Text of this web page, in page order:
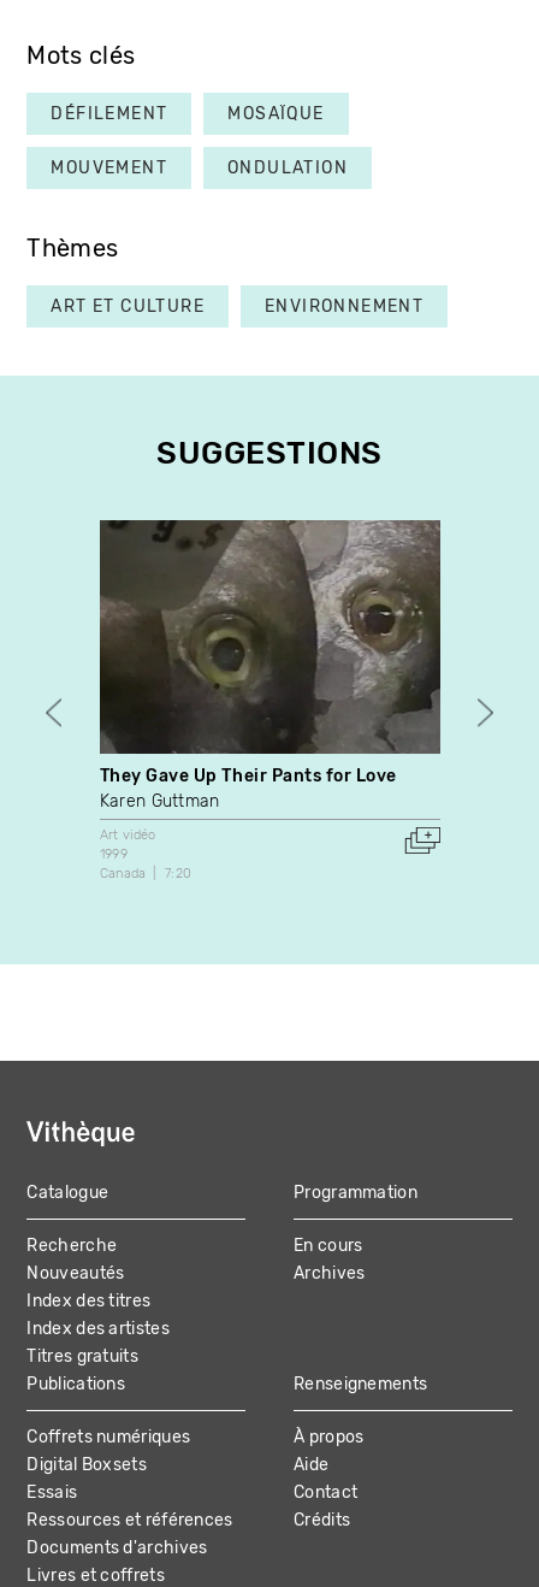
Mots clés
DÉFILEMENT MOSAÏQUE
MOUVEMENT ONDULATION
Thèmes
ART ET CULTURE ENVIRONNEMENT
SUGGESTIONS
They Gave Up Their Pants for Love
Karen Guttman
Art vidéo
1999
Canada
7:20
MAIN
NAVIGATION
Catalogue
Recherche
Nouveautés
Index des titres
Index des artistes
Titres gratuits
Programmation
En cours
Archives
Publications
Coffrets numériques
Digital Boxsets
Essais
Ressources et références
Documents d'archives
Livres et coffrets
Renseignements
À propos
Aide
Contact
Crédits